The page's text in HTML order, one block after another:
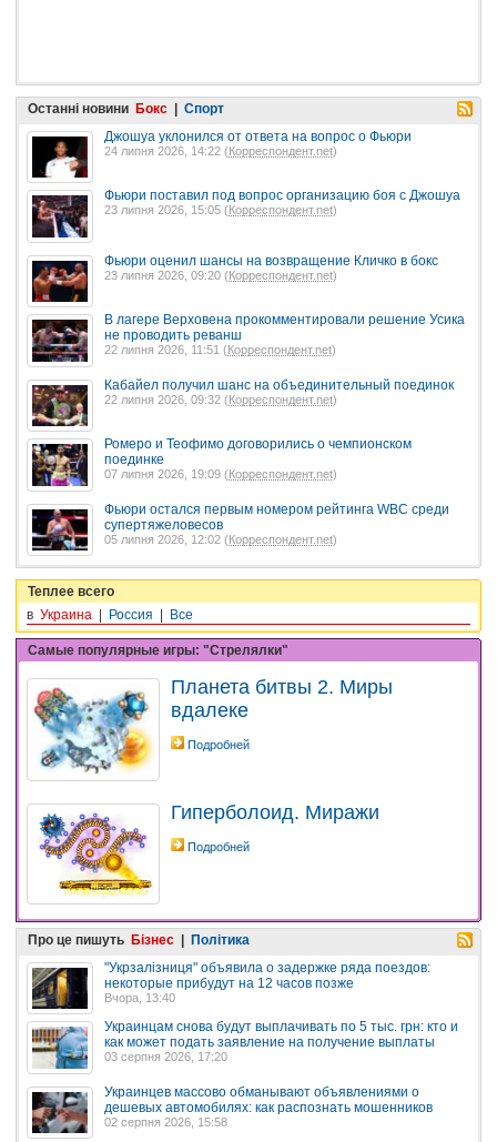
Останні новини Бокс | Спорт
Джошуа уклонился от ответа на вопрос о Фьюри
24 липня 2026, 14:22 (Корреспондент.net)
Фьюри поставил под вопрос организацию боя с Джошуа
23 липня 2026, 15:05 ( Корреспондент.net)
Фьюри оценил шансы на возвращение Кличко в бокс
23 липня 2026, 09:20 (Корреспондент.net)
В лагере Верховена прокомментировали решение Усика
не проводить реванш
22 липня 2026, 11:51 ( Корреспондент.net)
Кабайел получил шанс на объединительный поединок
22 липня 2026, 09:32 (Корреспондент.net)
Ромеро и Теофимо договорились о чемпионском
поединке
07 липня 2026, 19:09 ( Корреспондент.net)
Фьюри остался первым номером рейтинга WBC среди
супертяжеловесов
05 липня 2026, 12:02 (Корреспондент.net)
Теплее всего
в Украина Россия Все
Самые популярные игры: "Стрелялки"
Планета битвы 2. Миры
вдалеке
Подробней
Гиперболоид. Миражи
Подробней
Про це пишуть Бізнес | Політика
"Укрзалізниця" объявила о задержке ряда поездов:
некоторые прибудут на 12 часов позже
Вчора, 13:40
Украинцам снова будут выплачивать по 5 тыс. грн: кто и
как может подать заявление на получение выплаты
03 серпня 2026, 17:20
Украинцев массово обманывают объявлениями о
дешевых автомобилях: как распознать мошенников
02 серпня 2026, 15:58